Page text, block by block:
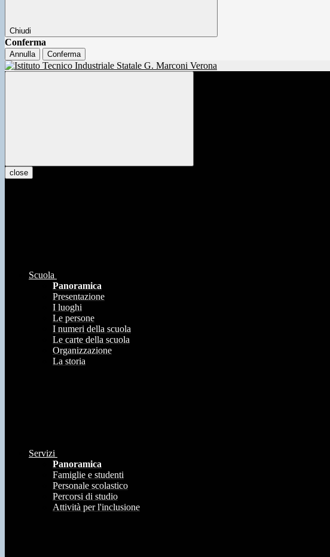
Chiudi
Conferma
Annulla Conferma
close
Scuola
Panoramica
Presentazione
I luoghi
Le persone
I numeri della scuola
Le carte della scuola
Organizzazione
La storia
Servizi
Panoramica
Famiglie e studenti
Personale scolastico
Percorsi di studio
Attività per l'inclusione